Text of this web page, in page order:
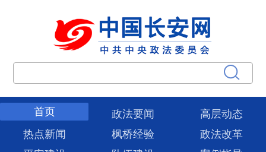
首页 政法要闻
高层动态
热点新闻
枫桥经验
政法改革